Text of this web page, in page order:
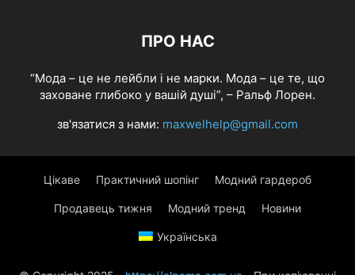
ПРО НАС
“Мода – це не лейбли і не марки. Мода – це те, що
заховане глибоко у вашій душі”, – Ральф Лорен.
зв'язатися з нами: maxwelhelp@gmail.com
Цікаве Практичний шопінг Модний гардероб
Продавець тижня Модний тренд Новини
Українська